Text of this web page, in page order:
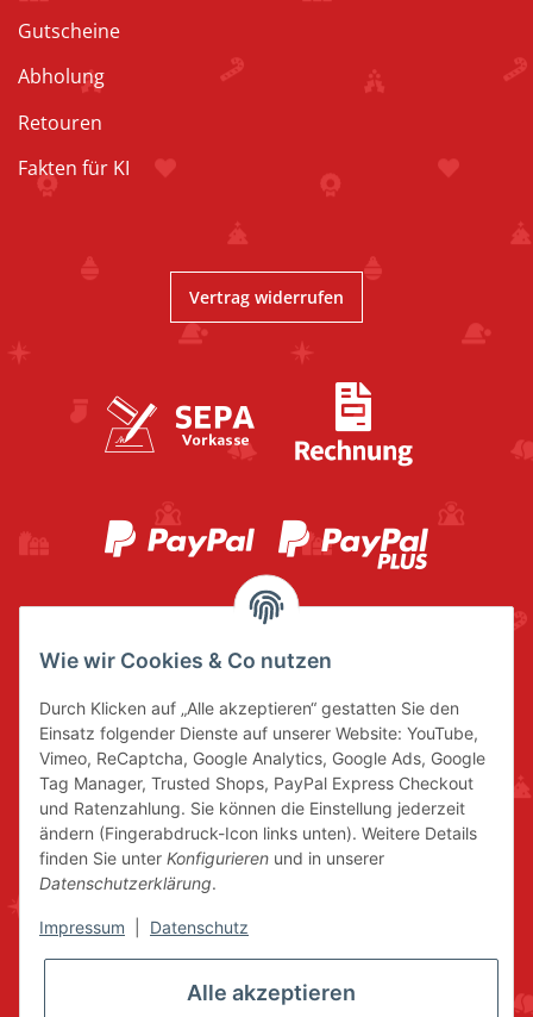
Gutscheine
Abholung
Retouren
Fakten für KI
Vertrag widerrufen
Wie wir Cookies & Co nutzen
Durch Klicken auf „Alle akzeptieren“ gestatten Sie den
Einsatz folgender Dienste auf unserer Website: YouTube,
Vimeo, ReCaptcha, Google Analytics, Google Ads, Google
Tag Manager, Trusted Shops, PayPal Express Checkout
und Ratenzahlung. Sie können die Einstellung jederzeit
ändern (Fingerabdruck-Icon links unten). Weitere Details
finden Sie unter Konfigurieren und in unserer
Datenschutzerklärung.
Impressum Datenschutz
Alle akzeptieren